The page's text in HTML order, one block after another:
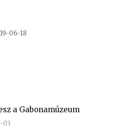
06-18
a Gabonamúzeum
03